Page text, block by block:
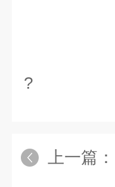
?
上一篇：